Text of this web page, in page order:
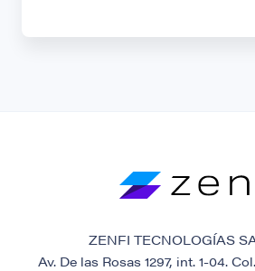
ZENFI TECNOLOGÍAS
Av. De las Rosas 1297, int. 1-04.